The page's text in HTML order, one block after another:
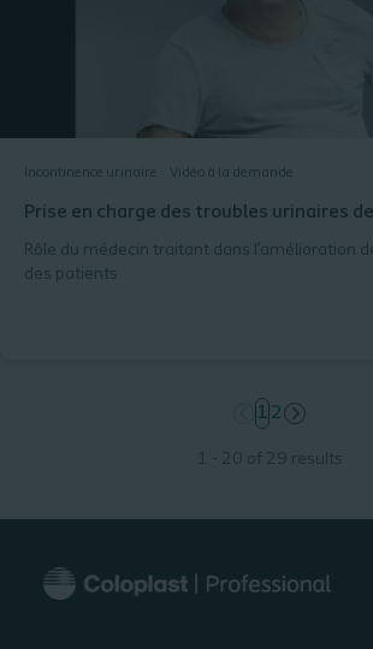
Incontinence urinaire Vidéo à la demande
Prise en charge des troubles urinaires
Rôle du médecin traitant dans l’amélioration
des patients
page
1 page
2
1 - 20 of 29 results